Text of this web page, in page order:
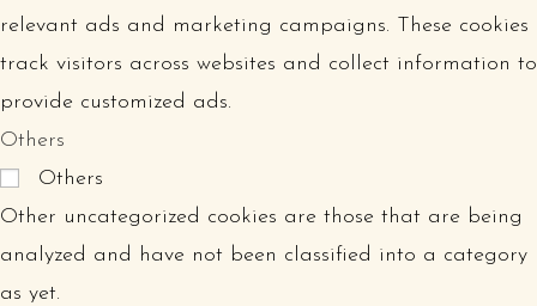
relevant ads and marketing campaigns. These cookies
track visitors across websites and collect information to
provide customized ads.
Others
Others
Other uncategorized cookies are those that are being
analyzed and have not been classified into a category
as yet.